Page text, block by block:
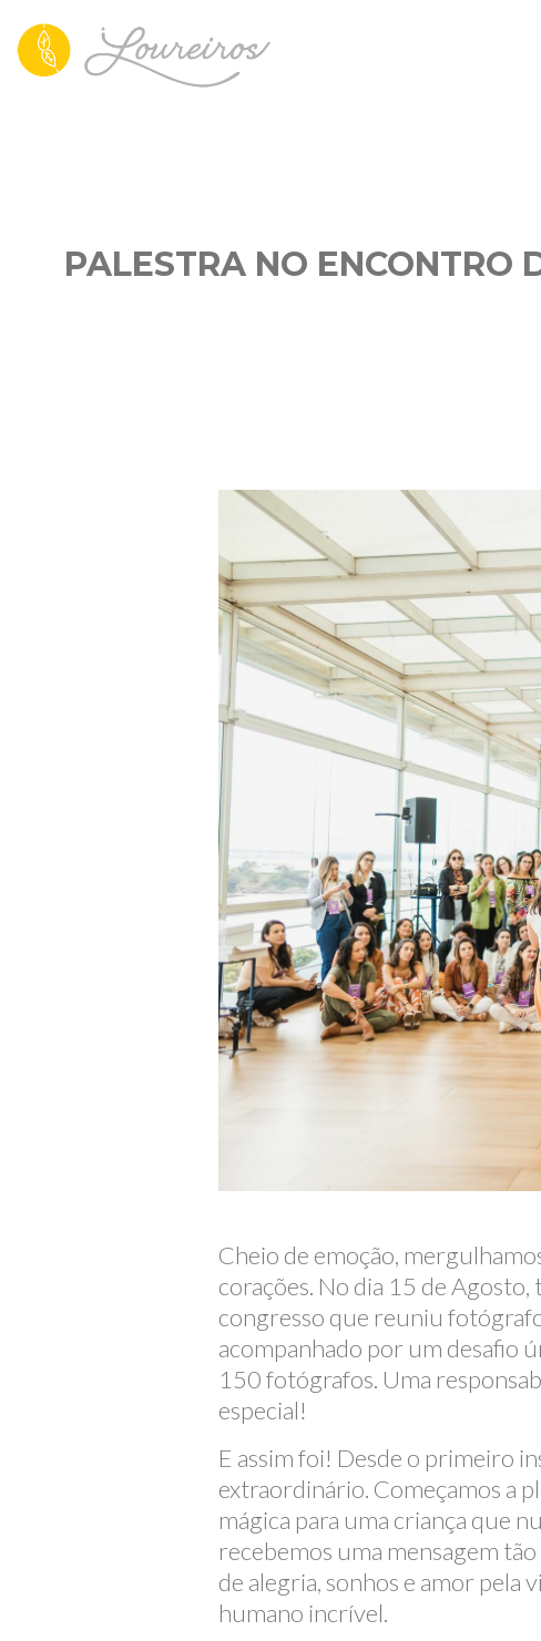
PALESTRA NO ENCONTRO
Cheio de emoção,
corações. No dia 15 de
congresso que reuniu
acompanhado por um desafio
150 fotógrafos. Uma
especial!
E assim foi! Desde o primeiro
extraordinário. Começamos a
mágica para uma criança que
recebemos uma mensagem
de alegria, sonhos e amor pela
humano incrível.